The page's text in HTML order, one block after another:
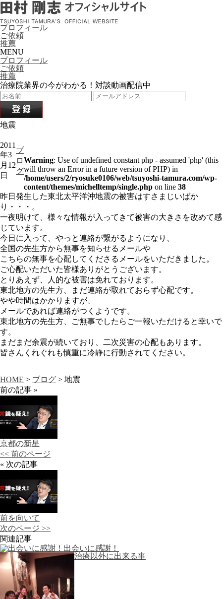
プロフィール
ご依頼
推薦
MENU
プロフィール
ご依頼
推薦
治療院業界の今がわかる！対談動画配信中
地震
2011
年3
月12
日
ブ
ロ
グ
Warning: Use of undefined constant php - assumed 'php' (this
will throw an Error in a future version of PHP) in
/home/users/2/ryosuke0106/web/tsuyoshi-tamura.com/wp-
content/themes/michelltemp/single.php on line 38
昨日発生した東北太平洋沖地震の被害はすさまじいばか
り・・・。
一夜明けて、様々な情報が入ってきて被害の大きさを改めて感
じています。
今日に入って、やっと連絡が繋がるようになり、
全国の先生方から無事を知らせるメールや
こちらの無事を心配してくださるメールをいただきました。
ご心配いただいた皆様ありがとうございます。
とりあえず、人的な被害は免れております。
東北地方の先生方、まだ連絡が取れておらず心配です。
やや時間はかかりますが、
メールであれば連絡がつくようです。
東北地方の先生方、ご無事でしたらご一報いただけると幸いで
す。
まだまだ余震が続いており、二次災害の心配もあります。
皆さんくれぐれも慎重に冷静に行動されてください。
HOME > ブログ > 地震
前の記事 »
京都の新星
<< 前のページ
« 次の記事
前を向いて
次のページ >>
関連記事
出会いに感謝！
治療以外に出来る事